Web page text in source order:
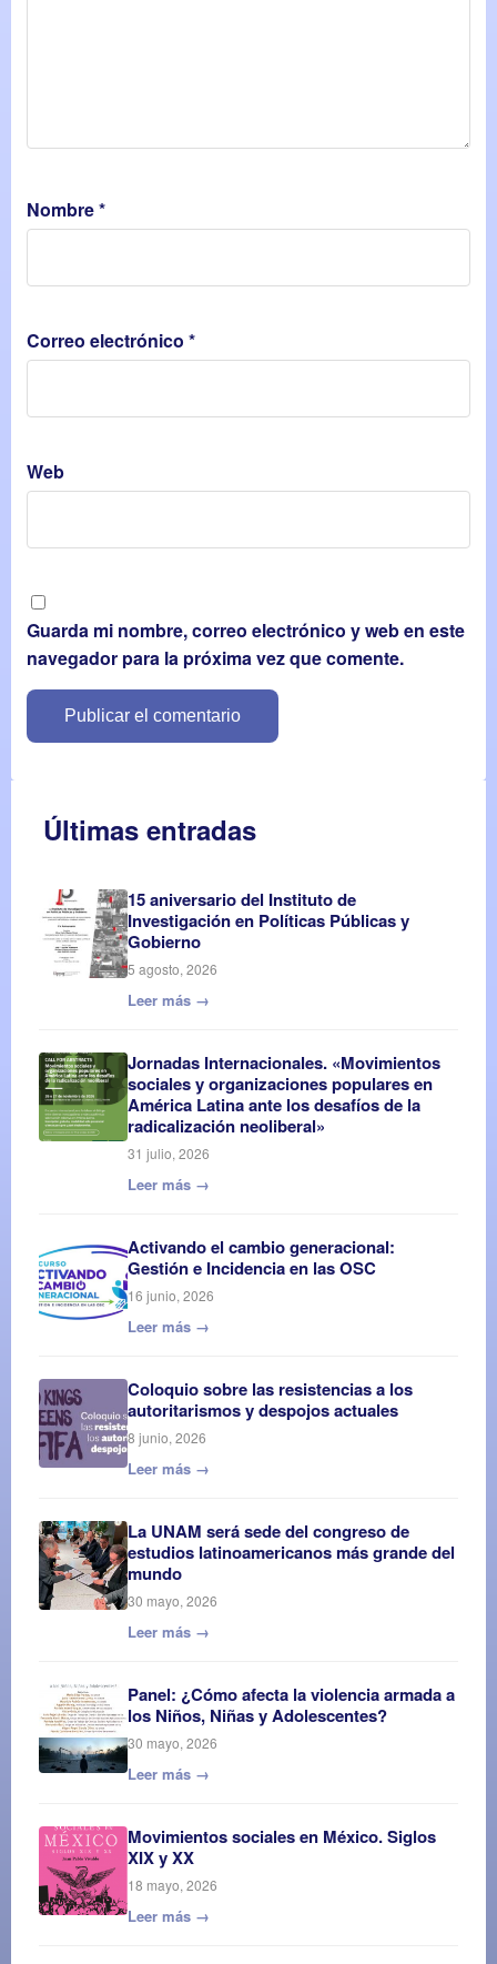
Nombre*
Correo electrónico *
Web
Guarda mi nombre, correo electrónico y web en este
navegador para la próxima vez que comente.
Últimas entradas
15 aniversario del Instituto de
Investigación en Políticas Públicas y
Gobierno
5 agosto, 2026
Leer más →
Jornadas Internacionales. «Movimientos
sociales y organizaciones populares en
América Latina ante los desafíos de la
radicalización neoliberal»
31 julio, 2026
Leer más →
Activando el cambio generacional:
Gestión e Incidencia en las OSC
16 junio, 2026
Leer más →
Coloquio sobre las resistencias a los
autoritarismos y despojos actuales
8 junio, 2026
Leer más →
La UNAM será sede del congreso de
estudios latinoamericanos más grande del
mundo
30 mayo, 2026
Leer más →
Panel: ¿Cómo afecta la violencia armada a
los Niños, Niñas y Adolescentes?
30 mayo, 2026
Leer más →
Movimientos sociales en México. Siglos
XIX y XX
18 mayo, 2026
Leer más →